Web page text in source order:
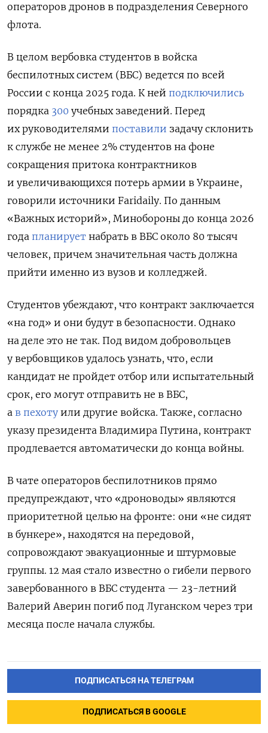
операторов дронов в подразделения Северного
флота.
В целом вербовка студентов в войска
беспилотных систем (ВБС) ведется по всей
России с конца 2025 года. К ней подключились
порядка 300 учебных заведений. Перед
их руководителями поставили задачу склонить
к службе не менее 2% студентов на фоне
сокращения притока контрактников
и увеличивающихся потерь армии в Украине,
говорили источники Faridaily. По данным
«Важных историй», Минобороны до конца 2026
года планирует набрать в ВБС около 80 тысяч
человек, причем значительная часть должна
прийти именно из вузов и колледжей.
Студентов убеждают, что контракт заключается
«на год» и они будут в безопасности. Однако
на деле это не так. Под видом добровольцев
у вербовщиков удалось узнать, что, если
кандидат не пройдет отбор или испытательный
срок, его могут отправить не в ВБС,
а в пехоту или другие войска. Также, согласно
указу президента Владимира Путина, контракт
продлевается автоматически до конца войны.
В чате операторов беспилотников прямо
предупреждают, что «дроноводы» являются
приоритетной целью на фронте: они «не сидят
в бункере», находятся на передовой,
сопровождают эвакуационные и штурмовые
группы. 12 мая стало известно о гибели первого
завербованного в ВБС студента — 23-летний
Валерий Аверин погиб под Луганском через три
месяца после начала службы.
ПОДПИСАТЬСЯ НА ТЕЛЕГРАМ
ПОДПИСАТЬСЯ В GOOGLE